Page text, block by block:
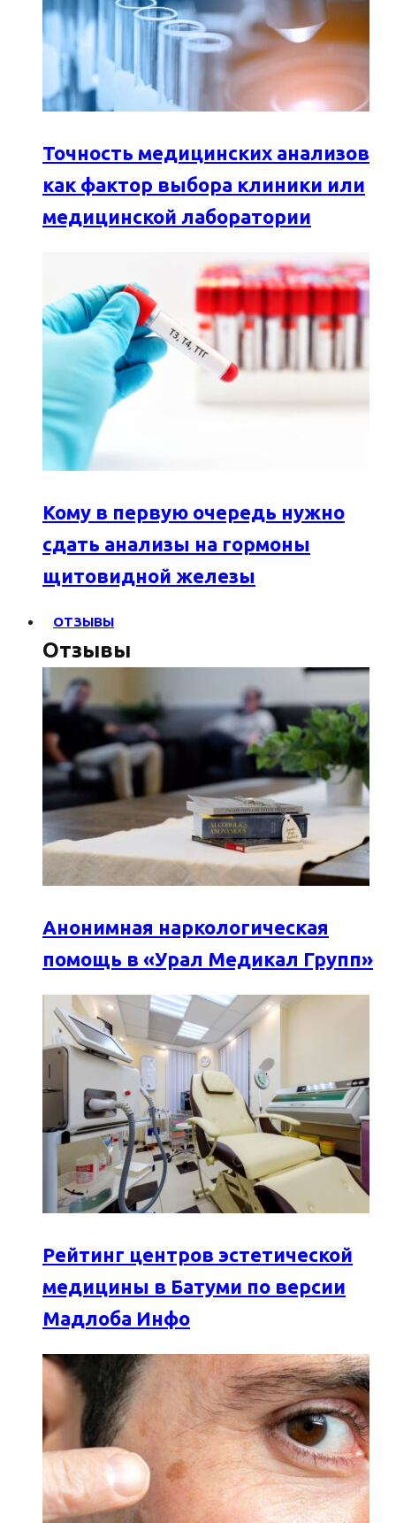
Точность медицинских анализов
как фактор выбора клиники или
медицинской лаборатории
Кому в первую очередь нужно
сдать анализы на гормоны
щитовидной железы
ОТЗЫВЫ
Отзывы
Анонимная наркологическая
помощь в «Урал Медикал Групп»
Рейтинг центров эстетической
медицины в Батуми по версии
Мадлоба Инфо